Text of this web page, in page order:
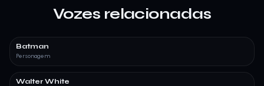
Vozes relacionadas
Batman
Personagem
Walter White